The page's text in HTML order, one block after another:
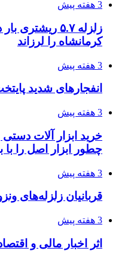
دردسرساز شد
چرا انتخاب
پروژه را تعیین
3 هفته پیش
تفکر «تساوی» باعث
فدراسیون نگاهش را
4 هفته پیش
از کجا تجهیزات
4 هفته پیش